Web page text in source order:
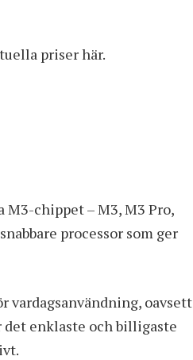
priser här.
chippet – M3, M3 Pro,
processor som ger
vardagsanvändning, oavsett
det enklaste och billigaste